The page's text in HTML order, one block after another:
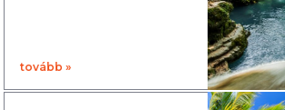
tovább »